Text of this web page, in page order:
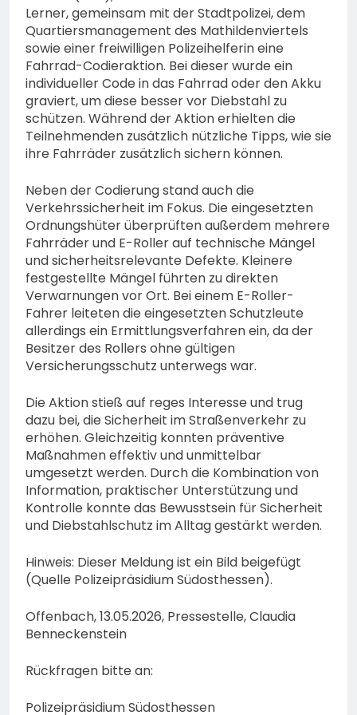
74-jähriger Claus-Peter
H. weiterhin vermisst –
Erneute Veröffentlichung
eines Fotos
6. August 2026
Lerner, gemeinsam mit der Stadtpolizei, dem
Quartiersmanagement des Mathildenviertels
sowie einer freiwilligen Polizeihelferin eine
Fahrrad-Codieraktion. Bei dieser wurde ein
individueller Code in das Fahrrad oder den Akku
graviert, um diese besser vor Diebstahl zu
schützen. Während der Aktion erhielten die
Teilnehmenden zusätzlich nützliche Tipps, wie sie
ihre Fahrräder zusätzlich sichern können.
Neben der Codierung stand auch die
Verkehrssicherheit im Fokus. Die eingesetzten
Ordnungshüter überprüften außerdem mehrere
Fahrräder und E-Roller auf technische Mängel
und sicherheitsrelevante Defekte. Kleinere
festgestellte Mängel führten zu direkten
Verwarnungen vor Ort. Bei einem E-Roller-
Fahrer leiteten die eingesetzten Schutzleute
allerdings ein Ermittlungsverfahren ein, da der
Besitzer des Rollers ohne gültigen
Versicherungsschutz unterwegs war.
Die Aktion stieß auf reges Interesse und trug
dazu bei, die Sicherheit im Straßenverkehr zu
erhöhen. Gleichzeitig konnten präventive
Maßnahmen effektiv und unmittelbar
umgesetzt werden. Durch die Kombination von
Information, praktischer Unterstützung und
Kontrolle konnte das Bewusstsein für Sicherheit
und Diebstahlschutz im Alltag gestärkt werden.
Hinweis: Dieser Meldung ist ein Bild beigefügt
(Quelle Polizeipräsidium Südosthessen).
Offenbach, 13.05.2026, Pressestelle, Claudia
Benneckenstein
Rückfragen bitte an:
Polizeipräsidium Südosthessen